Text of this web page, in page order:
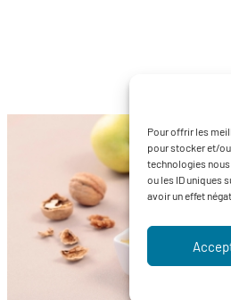
Pour offrir les
pour stocker et/
technologies
ou les ID uniques
avoir un effet